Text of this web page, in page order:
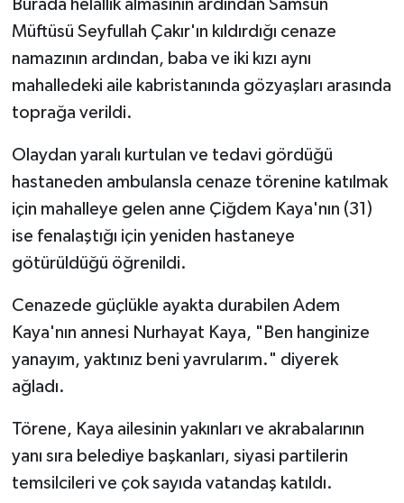
Burada helallik almasının ardından Samsun
Müftüsü Seyfullah Çakır'ın kıldırdığı cenaze
namazının ardından, baba ve iki kızı aynı
mahalledeki aile kabristanında gözyaşları arasında
toprağa verildi.
Olaydan yaralı kurtulan ve tedavi gördüğü
hastaneden ambulansla cenaze törenine katılmak
için mahalleye gelen anne Çiğdem Kaya'nın (31)
ise fenalaştığı için yeniden hastaneye
götürüldüğü öğrenildi.
Cenazede güçlükle ayakta durabilen Adem
Kaya'nın annesi Nurhayat Kaya, "Ben hanginize
yanayım, yaktınız beni yavrularım." diyerek
ağladı.
Törene, Kaya ailesinin yakınları ve akrabalarının
yanı sıra belediye başkanları, siyasi partilerin
temsilcileri ve çok sayıda vatandaş katıldı.